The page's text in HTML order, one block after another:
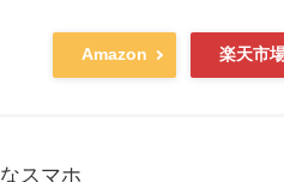
Amazon 楽天市
スマホ